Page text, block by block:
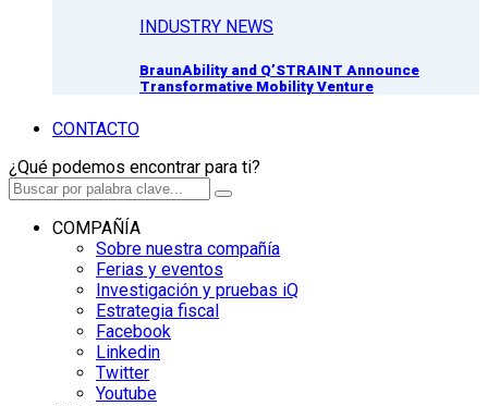
INDUSTRY NEWS
BraunAbility and Q’STRAINT Announce
Transformative Mobility Venture
CONTACTO
¿Qué podemos encontrar para ti?
COMPAÑÍA
Sobre nuestra compañía
Ferias y eventos
Investigación y pruebas iQ
Estrategia fiscal
Facebook
Linkedin
Twitter
Youtube